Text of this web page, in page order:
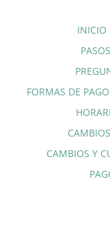
INICIO
FORMAS DE PAGO
CAMBIOS Y